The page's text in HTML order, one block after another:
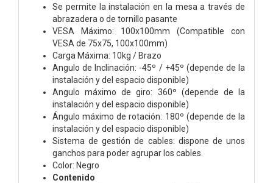
Se permite la instalación en la mesa a través de
abrazadera o de tornillo pasante
VESA Máximo: 100x100mm (Compatible con
VESA de 75x75, 100x100mm)
Carga Máxima: 10kg / Brazo
Angulo de Inclinación: -45º / +45º (depende de la
instalación y del espacio disponible)
Angulo máximo de giro: 360º (depende de la
instalación y del espacio disponible)
Ángulo máximo de rotación: 180º (depende de la
instalación y del espacio disponible)
Sistema de gestión de cables: dispone de unos
ganchos para poder agrupar los cables.
Color: Negro
Contenido